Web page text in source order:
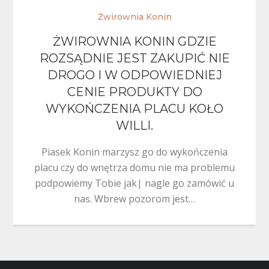
Żwirownia Konin
ŻWIROWNIA KONIN GDZIE
ROZSĄDNIE JEST ZAKUPIĆ NIE
DROGO I W ODPOWIEDNIEJ
CENIE PRODUKTY DO
WYKOŃCZENIA PLACU KOŁO
WILLI.
Piasek Konin marzysz go do wykończenia
placu czy do wnętrza domu nie ma problemu
podpowiemy Tobie jak| nagle go zamówić u
nas. Wbrew pozorom jest…